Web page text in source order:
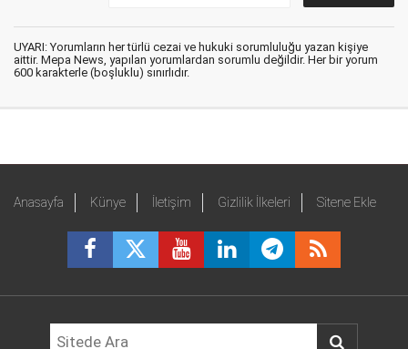
UYARI: Yorumların her türlü cezai ve hukuki sorumluluğu yazan kişiye
aittir. Mepa News, yapılan yorumlardan sorumlu değildir. Her bir yorum
600 karakterle (boşluklu) sınırlıdır.
Anasayfa Künye İletişim Gizlilik İlkeleri Sitene Ekle